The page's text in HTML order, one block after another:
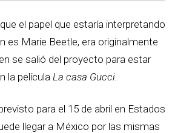
el papel que estaría interpretando
es Marie Beetle, era originalmente
se salió del proyecto para estar
la película La casa Gucci.
para el 15 de abril en Estados
llegar a México por las mismas